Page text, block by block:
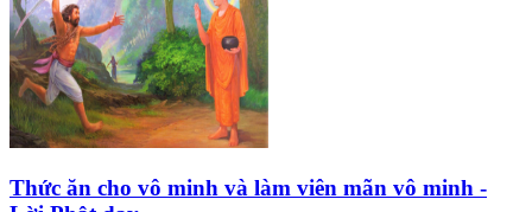
Thức ăn cho vô minh và làm viên mãn vô minh -